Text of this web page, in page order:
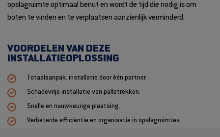
opslagruimte optimaal benut en wordt de tijd die nodig is om
boten te vinden en te verplaatsen aanzienlijk verminderd.
VOORDELEN VAN DEZE
INSTALLATIEOPLOSSING
Totaalaanpak: installatie door één partner.
Schadevrije installatie van palletrekken.
Snelle en nauwkeurige plaatsing.
Verbeterde efficiëntie en organisatie in opslagruimtes.